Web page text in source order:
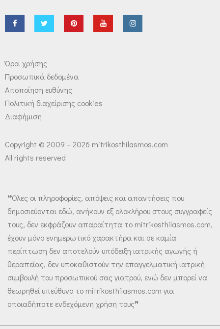
Όροι χρήσης
Προσωπικά δεδομένα
Αποποίηση ευθύνης
Πολιτική διαχείρισης cookies
Διαφήμιση
Copyright © 2009 – 2026 mitrikosthilasmos.com
All rights reserved
❝Όλες οι πληροφορίες, απόψεις και απαντήσεις που
δημοσιεύονται εδώ, ανήκουν εξ ολοκλήρου στους συγγραφείς
τους, δεν εκφράζουν απαραίτητα το mitrikosthilasmos.com,
έχουν μόνο ενημερωτικό χαρακτήρα και σε καμία
περίπτωση δεν αποτελούν υπόδειξη ιατρικής αγωγής ή
θεραπείας, δεν υποκαθιστούν την επαγγελματική ιατρική
συμβουλή του προσωπικού σας γιατρού, ενώ δεν μπορεί να
θεωρηθεί υπεύθυνο το mitrikosthilasmos.com για
οποιαδήποτε ενδεχόμενη χρήση τους❞